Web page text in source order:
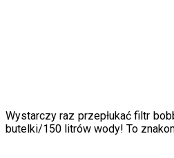
Wystarczy raz przepłukać filtr
butelki/150 litrów wody! To